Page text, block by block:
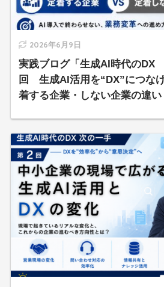
2026年6月9日
実践ブログ「生成AI時代のDX
回 生成AI活用を“DX”につな
着する企業・しない企業の違